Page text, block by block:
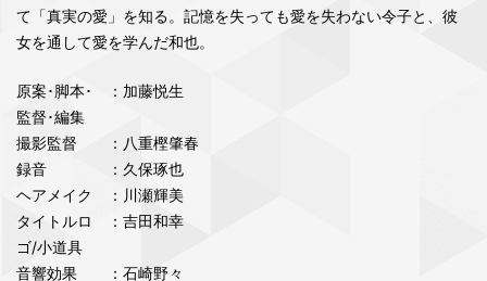
て「真実の愛」を知る。記憶を失っても愛を失わない令子と、彼
女を通して愛を学んだ和也。
原案･脚本･
監督･編集
：加藤悦生
撮影監督
：八重樫肇春
録音
：久保琢也
ヘアメイク
：川瀬輝美
タイトルロ
ゴ/小道具
：吉田和幸
音響効果
：石崎野々